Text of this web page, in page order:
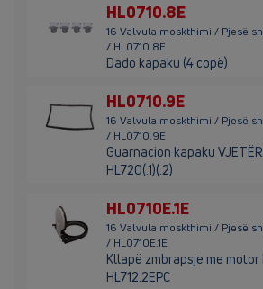
HL0710.8E
16 Valvula moskthimi / Pjesë
/ HL0710.8E
Dado kapaku (4 copë)
HL0710.9E
16 Valvula moskthimi / Pjesë
/ HL0710.9E
Guarnacion kapaku VJETËR
HL720(.1)(.2)
HL0710E.1E
16 Valvula moskthimi / Pjesë
/ HL0710E.1E
Kllapë zmbrapsje me motor
HL712.2EPC